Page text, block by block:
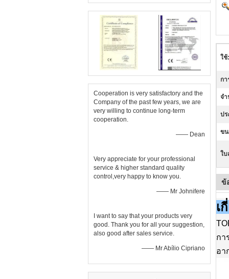
Cooperation is very satisfactory and the
Company of the past few years, we are
very willing to continue long-term
cooperation.
—— Dean
Very appreciate for your professional
service & higher standard quality
control,very happy to know you.
—— Mr Johnifere
I want to say that your products very
good. Thank you for all your suggestion,
also good after sales service.
—— Mr Abílio Cipriano
ใช้:
กา
จำ
ปร
ข
ใบ
ข้
เ
กา
อา